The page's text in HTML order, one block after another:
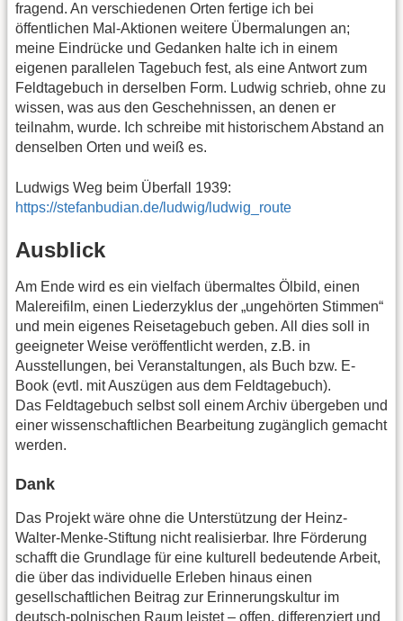
fragend. An verschiedenen Orten fertige ich bei
öffentlichen Mal-Aktionen weitere Übermalungen an;
meine Eindrücke und Gedanken halte ich in einem
eigenen parallelen Tagebuch fest, als eine Antwort zum
Feldtagebuch in derselben Form. Ludwig schrieb, ohne zu
wissen, was aus den Geschehnissen, an denen er
teilnahm, wurde. Ich schreibe mit historischem Abstand an
denselben Orten und weiß es.
Ludwigs Weg beim Überfall 1939:
https://stefanbudian.de/ludwig/ludwig_route
Ausblick
Am Ende wird es ein vielfach übermaltes Ölbild, einen
Malereifilm, einen Liederzyklus der „ungehörten Stimmen“
und mein eigenes Reisetagebuch geben. All dies soll in
geeigneter Weise veröffentlicht werden, z.B. in
Ausstellungen, bei Veranstaltungen, als Buch bzw. E-
Book (evtl. mit Auszügen aus dem Feldtagebuch).
Das Feldtagebuch selbst soll einem Archiv übergeben und
einer wissenschaftlichen Bearbeitung zugänglich gemacht
werden.
Dank
Das Projekt wäre ohne die Unterstützung der Heinz-
Walter-Menke-Stiftung nicht realisierbar. Ihre Förderung
schafft die Grundlage für eine kulturell bedeutende Arbeit,
die über das individuelle Erleben hinaus einen
gesellschaftlichen Beitrag zur Erinnerungskultur im
deutsch-polnischen Raum leistet – offen, differenziert und